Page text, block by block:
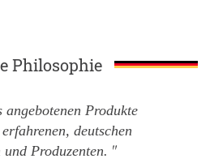
Philosophie
angebotenen Produkte
deutschen
Produzenten.